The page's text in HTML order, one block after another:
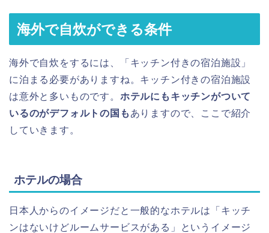
海外で自炊ができる条件
海外で自炊をするには、「キッチン付きの宿泊施設」
に泊まる必要がありますね。キッチン付きの宿泊施設
は意外と多いものです。 ホテルにもキッチンがついて
いるのがデフォルトの国も ありますので、ここで紹介
していきます。
ホテルの場合
日本人からのイメージだと一般的なホテルは「キッチ
ンはないけどルームサービスがある」というイメージ